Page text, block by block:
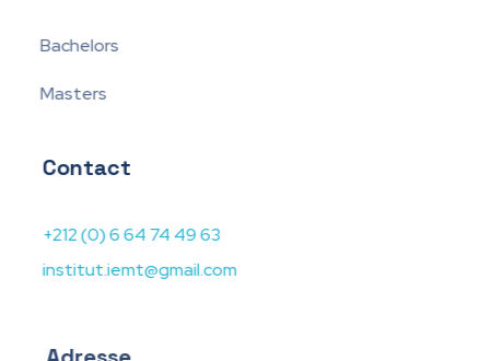
Bachelors
Masters
Contact
+212 (0) 6 64 74 49 63
institut.iemt@gmail.com